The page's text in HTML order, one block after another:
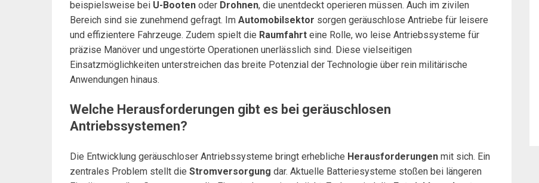
beispielsweise bei U-Booten oder Drohnen, die unentdeckt operieren müssen. Auch im zivilen
Bereich sind sie zunehmend gefragt. Im Automobilsektor sorgen geräuschlose Antriebe für leisere
und effizientere Fahrzeuge. Zudem spielt die Raumfahrt eine Rolle, wo leise Antriebssysteme für
präzise Manöver und ungestörte Operationen unerlässlich sind. Diese vielseitigen
Einsatzmöglichkeiten unterstreichen das breite Potenzial der Technologie über rein militärische
Anwendungen hinaus.
Welche Herausforderungen gibt es bei geräuschlosen
Antriebssystemen?
Die Entwicklung geräuschloser Antriebssysteme bringt erhebliche Herausforderungen mit sich. Ein
zentrales Problem stellt die Stromversorgung dar. Aktuelle Batteriesysteme stoßen bei längeren